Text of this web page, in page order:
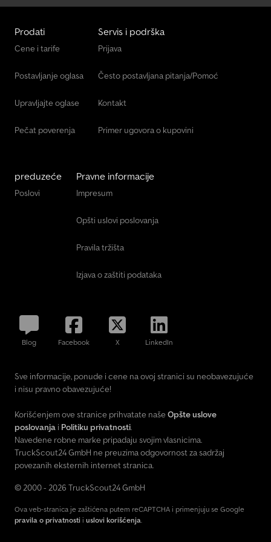
Prodati
Cene i tarife
Postavljanje oglasa
Upravljajte oglase
Pečat poverenja
Servis i podrška
Prijava
Često postavljana pitanja/Pomoć
Kontakt
Primer ugovora o kupovini
preduzeće
Poslovi
Pravne informacije
Impresum
Opšti uslovi poslovanja
Pravila tržišta
Izjava o zaštiti podataka
Blog Facebook X LinkedIn
Sve informacije, ponude i cene na ovoj stranici su neobavezujuće
i nisu pravno obavezujuće!
Korišćenjem ove stranice prihvatate naše Opšte uslove
poslovanja i Politiku privatnosti.
Navedene robne marke pripadaju svojim vlasnicima.
TruckScout24 GmbH ne preuzima odgovornost za sadržaj
povezanih eksternih internet stranica.
© 2000 - 2026 TruckScout24 GmbH
Ova veb-stranica je zaštićena putem reCAPTCHA i primenjuju se Google
pravila o privatnosti i uslovi korišćenja.